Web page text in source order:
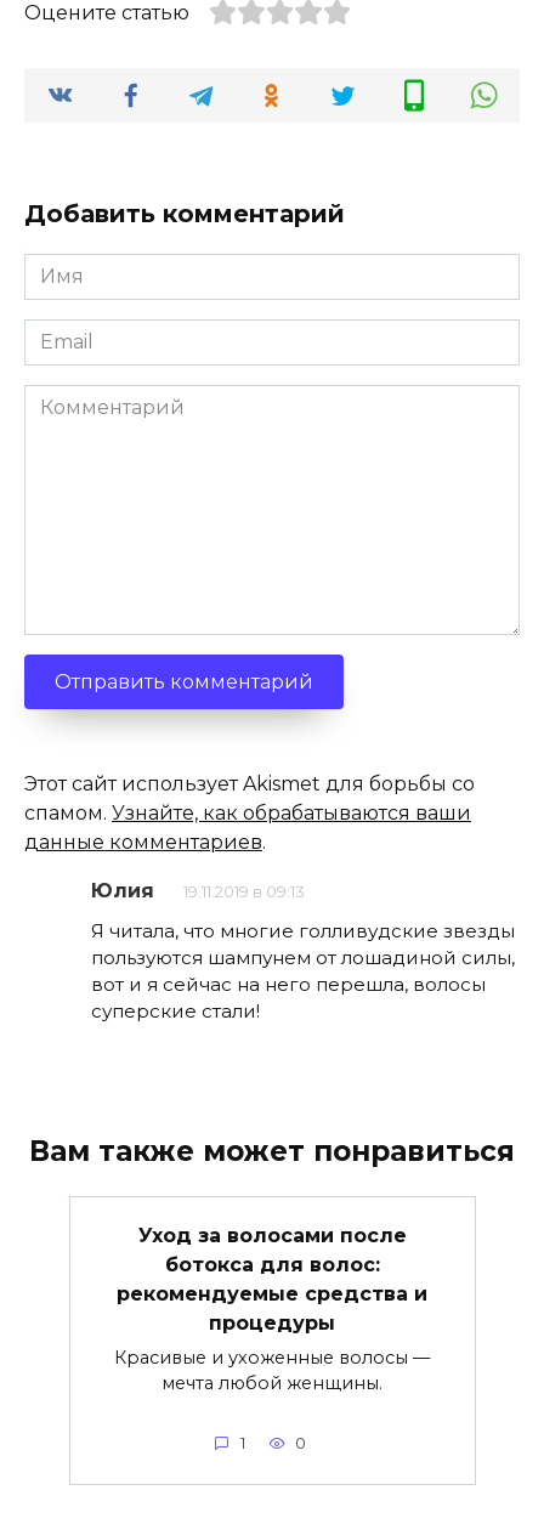
Оцените статью
Добавить комментарий
Имя
*
Email
*
Комментарий
Этот сайт использует Akismet для борьбы со
спамом. Узнайте, как обрабатываются ваши
данные комментариев.
Юлия 19.11.2019 в 09:13
Я читала, что многие голливудские звезды
пользуются шампунем от лошадиной силы,
вот и я сейчас на него перешла, волосы
суперские стали!
Вам также может понравиться
Уход за волосами после
ботокса для волос:
рекомендуемые средства и
процедуры
Красивые и ухоженные волосы —
мечта любой женщины.
1 0